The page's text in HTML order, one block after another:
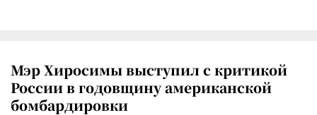
Мэр Хиросимы выступил с критикой
России в годовщину американской
бомбардировки